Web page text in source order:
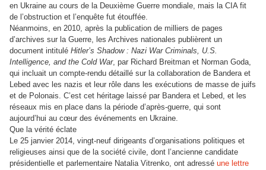
en Ukraine au cours de la Deuxième Guerre mondiale, mais la CIA fit
de l’obstruction et l’enquête fut étouffée.
Néanmoins, en 2010, après la publication de milliers de pages
d’archives sur la Guerre, les Archives nationales publièrent un
document intitulé Hitler’s Shadow : Nazi War Criminals, U.S.
Intelligence, and the Cold War, par Richard Breitman et Norman Goda,
qui incluait un compte-rendu détaillé sur la collaboration de Bandera et
Lebed avec les nazis et leur rôle dans les exécutions de masse de juifs
et de Polonais. C’est cet héritage laissé par Bandera et Lebed, et les
réseaux mis en place dans la période d’après-guerre, qui sont
aujourd’hui au cœur des événements en Ukraine.
Que la vérité éclate
Le 25 janvier 2014, vingt-neuf dirigeants d’organisations politiques et
religieuses ainsi que de la société civile, dont l’ancienne candidate
présidentielle et parlementaire Natalia Vitrenko, ont adressé une lettre